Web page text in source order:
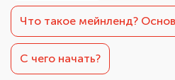
Что такое мейнленд?
С чего начать?